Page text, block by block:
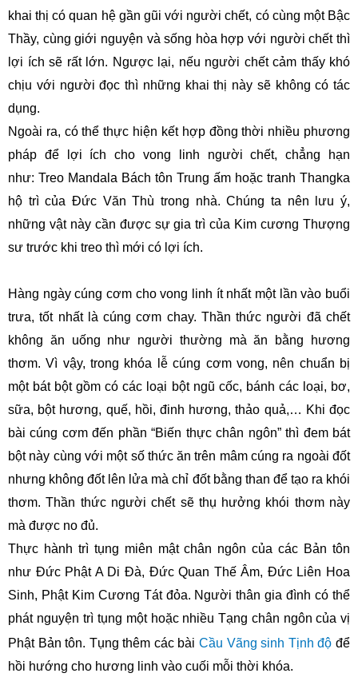
khai thị có quan hệ gần gũi với người chết, có cùng một Bậc
Thầy, cùng giới nguyện và sống hòa hợp với người chết thì
lợi ích sẽ rất lớn. Ngược lại, nếu người chết cảm thấy khó
chịu với người đọc thì những khai thị này sẽ không có tác
dụng.
Ngoài ra, có thể thực hiện kết hợp đồng thời nhiều phương
pháp để lợi ích cho vong linh người chết, chẳng hạn
như: Treo Mandala Bách tôn Trung ấm hoặc tranh Thangka
hộ trì của Đức Văn Thù trong nhà. Chúng ta nên lưu ý,
những vật này cần được sự gia trì của Kim cương Thượng
sư trước khi treo thì mới có lợi ích.
Hàng ngày cúng cơm cho vong linh ít nhất một lần vào buổi
trưa, tốt nhất là cúng cơm chay. Thần thức người đã chết
không ăn uống như người thường mà ăn bằng hương
thơm. Vì vậy, trong khóa lễ cúng cơm vong, nên chuẩn bị
một bát bột gồm có các loại bột ngũ cốc, bánh các loại, bơ,
sữa, bột hương, quế, hồi, đinh hương, thảo quả,… Khi đọc
bài cúng cơm đến phần “Biến thực chân ngôn”thì đem bát
bột này cùng với một số thức ăn trên mâm cúng ra ngoài đốt
nhưng không đốt lên lửa mà chỉ đốt bằng than để tạo ra khói
thơm. Thần thức người chết sẽ thụ hưởng khói thơm này
mà được no đủ.
Thực hành trì tụng miên mật chân ngôn của các Bản tôn
như Đức Phật A Di Đà, Đức Quan Thế Âm, Đức Liên Hoa
Sinh, Phật Kim Cương Tát đỏa. Người thân gia đình có thể
phát nguyện trì tụng một hoặc nhiều Tạng chân ngôn của vị
Phật Bản tôn. Tụng thêm các bàiCầu Vãng sinh Tịnh độ để
hồi hướng cho hương linh vào cuối mỗi thời khóa.